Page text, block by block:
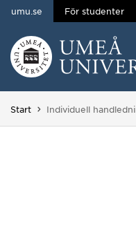
Hoppa direkt till
umu.se För studenter
Huvudmenyn dold.
Start Du är här:
Individuell